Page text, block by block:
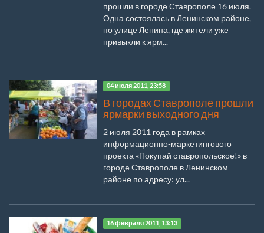
прошли в городе Ставрополе 16 июля.
Одна состоялась в Ленинском районе,
по улице Ленина, где жители уже
привыкли к ярм...
04 июля 2011, 23:58
В городах Ставрополе прошли
ярмарки выходного дня
2 июля 2011 года в рамках
информационно-маркетингового
проекта «Покупай ставропольское!» в
городе Ставрополе в Ленинском
районе по адресу: ул...
16 февраля 2011, 13:13